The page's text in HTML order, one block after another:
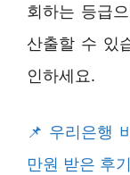
회하는 등급
산출할 수 있
인하세요.
우리은행
만원 받은 후